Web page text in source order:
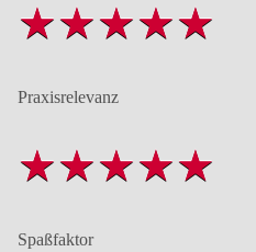
Praxisrelevanz
Spaßfaktor